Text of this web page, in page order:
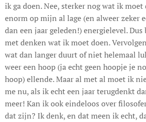
ik ga doen. Nee, sterker nog wat ik
enorm op mijn al lage (en alweer zeker
dan een jaar geleden!) energielevel.
met denken wat ik moet doen.
wat dan langer duurt of niet helemaal
weer een hoop (ja echt geen hoopje je
hoop) ellende. Maar al met al moet ik
me nu, als ik echt een jaar terugdenkt
meer! Kan ik ook eindeloos over
dat zijn? Ik denk, en dat meen ik echt,